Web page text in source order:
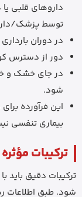
داروهای قلبی
توسط پزشک/
در دوران
دور از دسترس
در جای خشک و
شود.
این فرآورده
بیماری تنفسی
ترکیبات مؤثره
ترکیبات دقیق باید